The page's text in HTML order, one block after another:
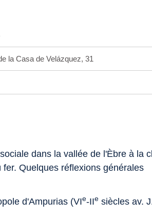
la Casa de Velázquez, 31
dans la vallée de l'Èbre à la
fer. Quelques réflexions générales
d'Ampurias (VIe-IIe siècles av.